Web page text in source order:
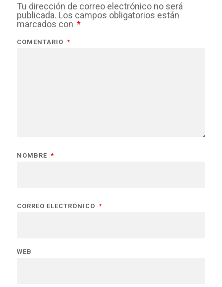
Tu dirección de correo electrónico no será
publicada. Los campos obligatorios están
marcados con *
COMENTARIO *
NOMBRE *
CORREO ELECTRÓNICO *
WEB